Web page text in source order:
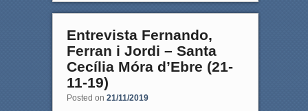
Entrevista Fernando,
Ferran i Jordi – Santa
Cecília Móra d’Ebre (21-
11-19)
Posted on 21/11/2019